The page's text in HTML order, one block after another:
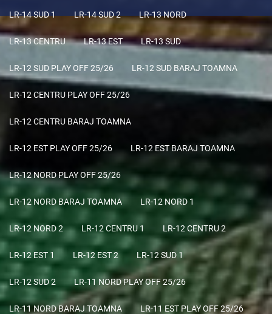
LR-14 SUD 1 LR-14 SUD 2 LR-13 NORD
LR-13 CENTRU LR-13 EST LR-13 SUD
LR-12 SUD PLAY OFF 25/26 LR-12 SUD BARAJ TOAMNA
LR-12 CENTRU PLAY OFF 25/26
LR-12 CENTRU BARAJ TOAMNA
LR-12 EST PLAY OFF 25/26 LR-12 EST BARAJ TOAMNA
LR-12 NORD PLAY OFF 25/26
LR-12 NORD BARAJ TOAMNA LR-12 NORD 1
LR-12 NORD 2 LR-12 CENTRU 1 LR-12 CENTRU 2
LR-12 EST 1 LR-12 EST 2 LR-12 SUD 1
LR-12 SUD 2 LR-11 NORD PLAY OFF 25/26
LR-11 NORD BARAJ TOAMNA LR-11 EST PLAY OFF 25/26